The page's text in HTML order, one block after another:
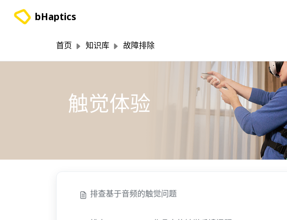
bHaptics
首页 知识库 故障排除
触觉体验
排查基于音频的触觉问题